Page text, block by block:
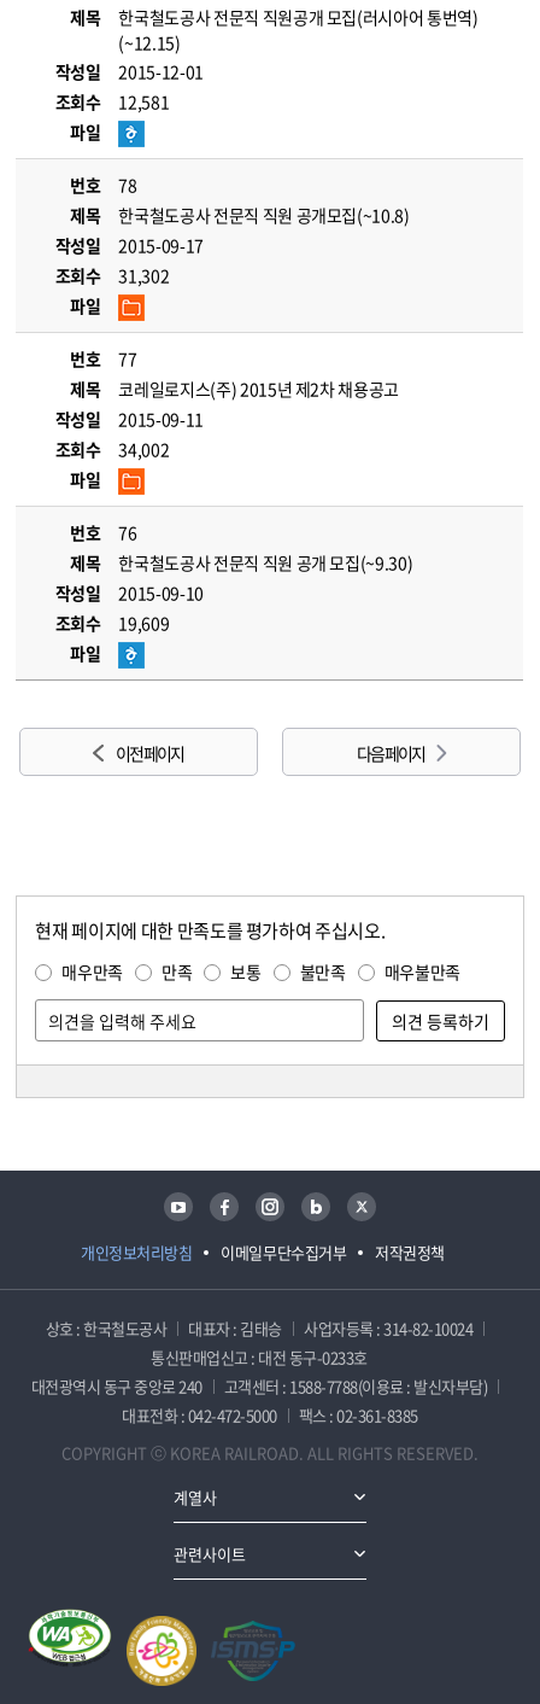
제목
한국철도공사 전문직 직원공개 모집(러시아어 통번역)
(~12.15)
작성일
2015-12-01
조회수
12,581
파일
번호
78
제목
한국철도공사 전문직 직원 공개모집(~10.8)
작성일
2015-09-17
조회수
31,302
파일
번호
77
제목
코레일로지스(주) 2015년 제2차 채용공고
작성일
2015-09-11
조회수
34,002
파일
번호
76
제목
한국철도공사 전문직 직원 공개 모집(~9.30)
작성일
2015-09-10
조회수
19,609
파일
이전 페이지 다음 페이지
현재 페이지에 대한 만족도를 평가하여 주십시오.
매우만족 만족 보통 불만족 매우불만족
개인정보처리방침 이메일무단수집거부 저작권정책
유튜브 페이스북 인스타그램 블로그 트위터
상호 : 한국철도공사 대표자 : 김태승
사업자등록 : 314-82-10024
통신판매업신고 : 대전 동구-0233호
대전광역시 동구 중앙로 240
고객센터 : 1588-7788(이용료 : 발신자부담)
대표전화 : 042-472-5000
팩스 : 02-361-8385
COPYRIGHT ⓒ KOREA RAILROAD. ALL RIGHTS RESERVED.
계열사
관련사이트